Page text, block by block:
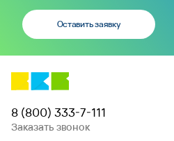
Оставить заявку
8 (800) 333-7-111
Заказать звонок